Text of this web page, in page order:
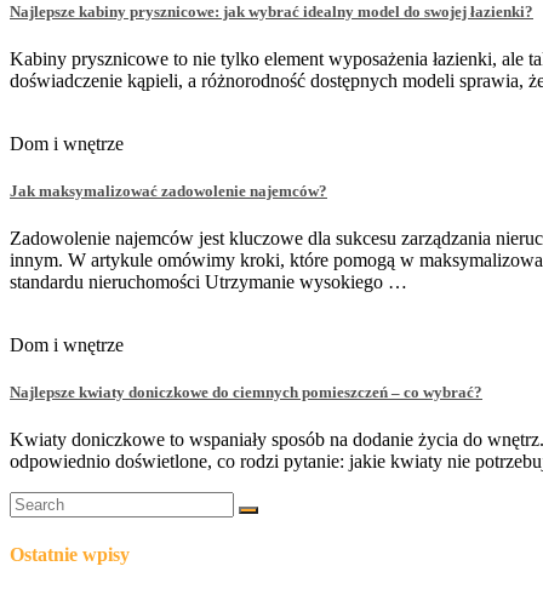
Najlepsze kabiny prysznicowe: jak wybrać idealny model do swojej łazienki?
Kabiny prysznicowe to nie tylko element wyposażenia łazienki,
doświadczenie kąpieli, a różnorodność dostępnych modeli
Dom i wnętrze
Jak maksymalizować zadowolenie najemców?
Zadowolenie najemców jest kluczowe dla sukcesu zarządzania
innym. W artykule omówimy kroki, które pomogą w
standardu nieruchomości Utrzymanie wysokiego …
Dom i wnętrze
Najlepsze kwiaty doniczkowe do ciemnych pomieszczeń – co wybrać?
Kwiaty doniczkowe to wspaniały sposób na dodanie życia do
odpowiednio doświetlone, co rodzi pytanie: jakie kwiaty nie
Ostatnie wpisy